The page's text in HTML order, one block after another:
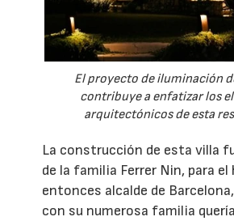
El proyecto de iluminación
contribuye a enfatizar los
arquitectónicos de esta
La construcción de esta villa
de la familia Ferrer Nin, para el
entonces alcalde de
con su numerosa familia